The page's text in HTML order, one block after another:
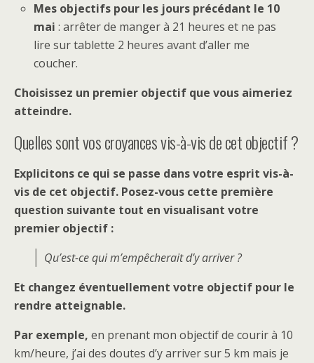
Mes objectifs pour les jours précédant le 10
mai: arrêter de manger à 21 heures et ne pas
lire sur tablette 2 heures avant d’aller me
coucher.
Choisissez un premier objectif que vous aimeriez
atteindre.
Quelles sont vos croyances vis-à-vis de cet objectif ?
Explicitons ce qui se passe dans votre esprit vis-à-
vis de cet objectif. Posez-vous cette première
question suivante tout en visualisant votre
premier objectif :
Qu’est-ce qui m’empêcherait d’y arriver ?
Et changez éventuellement votre objectif pour le
rendre atteignable.
Par exemple, en prenant mon objectif de courir à 10
km/heure, j’ai des doutes d’y arriver sur 5 km mais je